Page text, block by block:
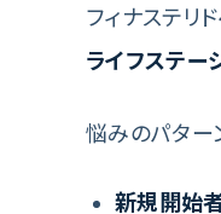
フィナステリ
ライフステー
悩みのパター
新規開始